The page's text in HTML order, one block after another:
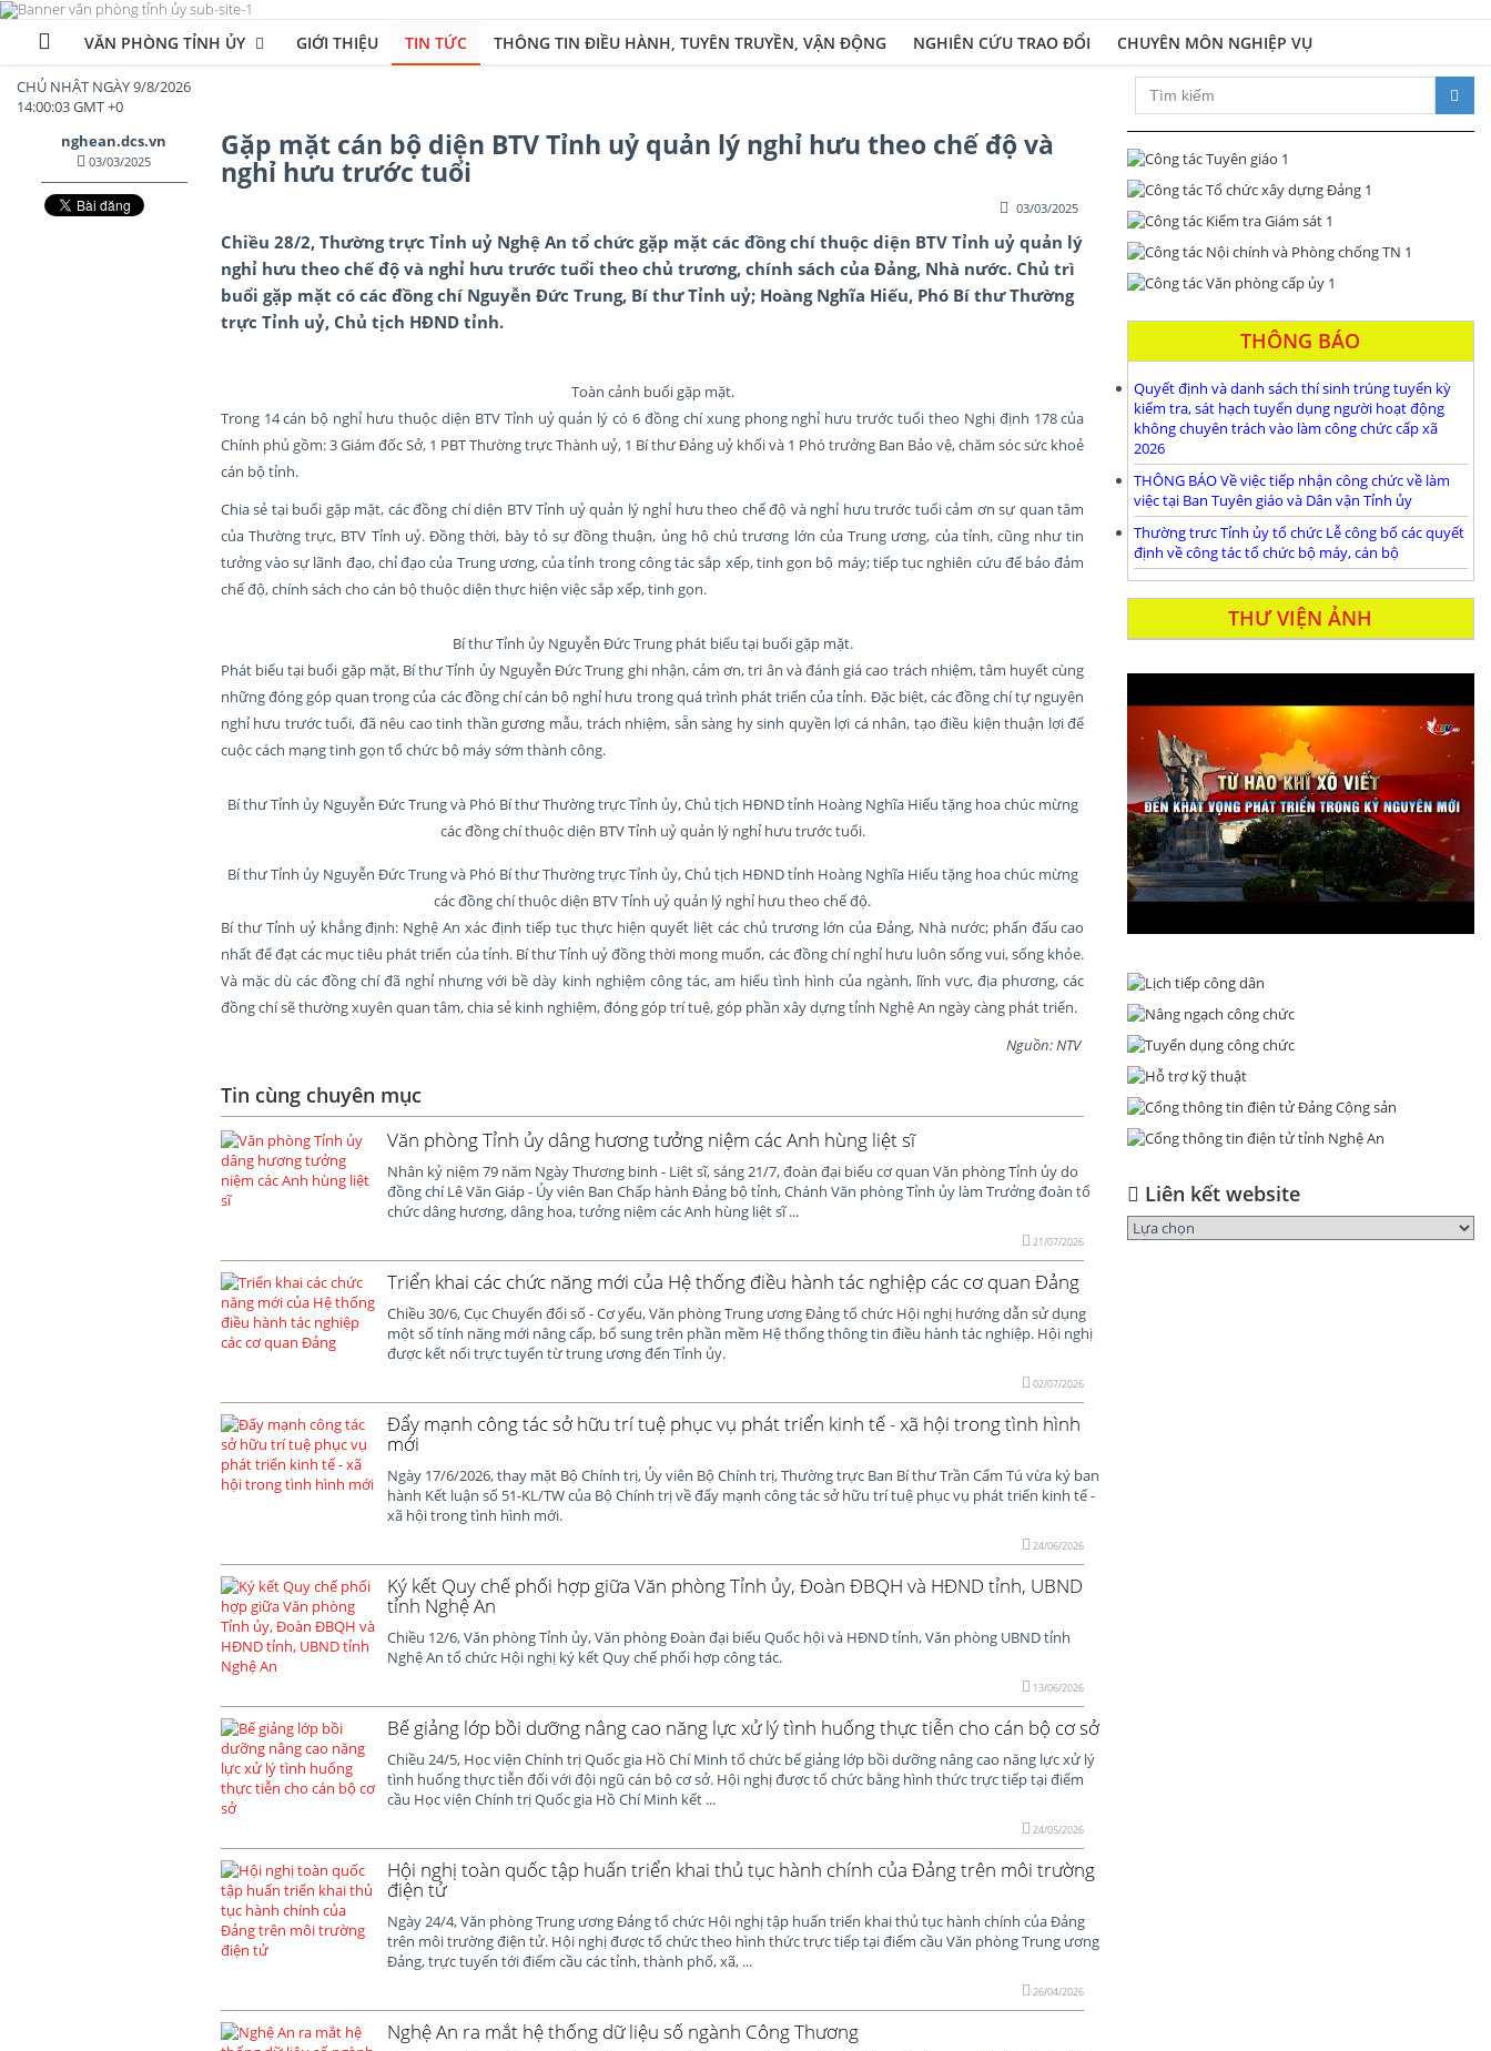
VĂN PHÒNG TỈNH ỦY GIỚI THIỆU TIN TỨC THÔNG TIN ĐIỀU HÀNH, TUYÊN TRUYỀN, VẬN ĐỘNG NGHIÊN CỨU TRAO ĐỔI CHUYÊN MÔN NGHIỆP VỤ
CHỦ NHẬT NGÀY 9/8/2026
14:00:04 GMT +0
Xây dựng Đảng bộ và hệ thống chính trị
nghean.dcs.vn
03/03/2025 Gặp mặt cán bộ diện BTV Tỉnh uỷ quản lý nghỉ hưu theo chế độ và
nghỉ hưu trước tuổi
03/03/2025
Chiều 28/2, Thường trực Tỉnh uỷ Nghệ An tổ chức gặp mặt các đồng chí thuộc diện BTV Tỉnh uỷ quản lý
nghỉ hưu theo chế độ và nghỉ hưu trước tuổi theo chủ trương, chính sách của Đảng, Nhà nước. Chủ trì
buổi gặp mặt có các đồng chí Nguyễn Đức Trung, Bí thư Tỉnh uỷ; Hoàng Nghĩa Hiếu, Phó Bí thư Thường
trực Tỉnh uỷ, Chủ tịch HĐND tỉnh.
Toàn cảnh buổi gặp mặt.
Trong 14 cán bộ nghỉ hưu thuộc diện BTV Tỉnh uỷ quản lý có 6 đồng chí xung phong nghỉ hưu trước tuổi theo Nghị định 178 của
Chính phủ gồm: 3 Giám đốc Sở, 1 PBT Thường trực Thành uỷ, 1 Bí thư Đảng uỷ khối và 1 Phó trưởng Ban Bảo vệ, chăm sóc sức khoẻ
cán bộ tỉnh.
Chia sẻ tại buổi gặp mặt, các đồng chí diện BTV Tỉnh uỷ quản lý nghỉ hưu theo chế độ và nghỉ hưu trước tuổi cảm ơn sự quan tâm
của Thường trực, BTV Tỉnh uỷ. Đồng thời, bày tỏ sự đồng thuận, ủng hộ chủ trương lớn của Trung ương, của tỉnh, cũng như tin
tưởng vào sự lãnh đạo, chỉ đạo của Trung ương, của tỉnh trong công tác sắp xếp, tinh gọn bộ máy; tiếp tục nghiên cứu để bảo đảm
chế độ, chính sách cho cán bộ thuộc diện thực hiện việc sắp xếp, tinh gọn.
Bí thư Tỉnh ủy Nguyễn Đức Trung phát biểu tại buổi gặp mặt.
Phát biểu tại buổi gặp mặt, Bí thư Tỉnh ủy Nguyễn Đức Trung ghi nhận, cảm ơn, tri ân và đánh giá cao trách nhiệm, tâm huyết cùng
những đóng góp quan trọng của các đồng chí cán bộ nghỉ hưu trong quá trình phát triển của tỉnh. Đặc biệt, các đồng chí tự nguyện
nghỉ hưu trước tuổi, đã nêu cao tinh thần gương mẫu, trách nhiệm, sẵn sàng hy sinh quyền lợi cá nhân, tạo điều kiện thuận lợi để
cuộc cách mạng tinh gọn tổ chức bộ máy sớm thành công.
Bí thư Tỉnh ủy Nguyễn Đức Trung và Phó Bí thư Thường trực Tỉnh ủy, Chủ tịch HĐND tỉnh Hoàng Nghĩa Hiếu tặng hoa chúc mừng
các đồng chí thuộc diện BTV Tỉnh uỷ quản lý nghỉ hưu trước tuổi.
Bí thư Tỉnh ủy Nguyễn Đức Trung và Phó Bí thư Thường trực Tỉnh ủy, Chủ tịch HĐND tỉnh Hoàng Nghĩa Hiếu tặng hoa chúc mừng
các đồng chí thuộc diện BTV Tỉnh uỷ quản lý nghỉ hưu theo chế độ.
Bí thư Tỉnh uỷ khẳng định: Nghệ An xác định tiếp tục thực hiện quyết liệt các chủ trương lớn của Đảng, Nhà nước; phấn đấu cao
nhất để đạt các mục tiêu phát triển của tỉnh. Bí thư Tỉnh uỷ đồng thời mong muốn, các đồng chí nghỉ hưu luôn sống vui, sống khỏe.
Và mặc dù các đồng chí đã nghỉ nhưng với bề dày kinh nghiệm công tác, am hiểu tình hình của ngành, lĩnh vực, địa phương, các
đồng chí sẽ thường xuyên quan tâm, chia sẻ kinh nghiệm, đóng góp trí tuệ, góp phần xây dựng tỉnh Nghệ An ngày càng phát triển.
Nguồn: NTV
Tin cùng chuyên mục
Văn phòng Tỉnh ủy dâng hương tưởng niệm các Anh hùng liệt sĩ
Nhân kỷ niệm 79 năm Ngày Thương binh - Liệt sĩ, sáng 21/7, đoàn đại biểu cơ quan Văn phòng Tỉnh ủy do
đồng chí Lê Văn Giáp - Ủy viên Ban Chấp hành Đảng bộ tỉnh, Chánh Văn phòng Tỉnh ủy làm Trưởng đoàn tổ
chức dâng hương, dâng hoa, tưởng niệm các Anh hùng liệt sĩ ...
21/07/2026
Triển khai các chức năng mới của Hệ thống điều hành tác nghiệp các cơ quan Đảng
Chiều 30/6, Cục Chuyển đổi số - Cơ yếu, Văn phòng Trung ương Đảng tổ chức Hội nghị hướng dẫn sử dụng
một số tính năng mới nâng cấp, bổ sung trên phần mềm Hệ thống thông tin điều hành tác nghiệp. Hội nghị
được kết nối trực tuyến từ trung ương đến Tỉnh ủy.
02/07/2026
Đẩy mạnh công tác sở hữu trí tuệ phục vụ phát triển kinh tế - xã hội trong tình hình
mới
Ngày 17/6/2026, thay mặt Bộ Chính trị, Ủy viên Bộ Chính trị, Thường trực Ban Bí thư Trần Cẩm Tú vừa ký ban
hành Kết luận số 51-KL/TW của Bộ Chính trị về đẩy mạnh công tác sở hữu trí tuệ phục vụ phát triển kinh tế -
xã hội trong tình hình mới.
24/06/2026
Ký kết Quy chế phối hợp giữa Văn phòng Tỉnh ủy, Đoàn ĐBQH và HĐND tỉnh, UBND
tỉnh Nghệ An
Chiều 12/6, Văn phòng Tỉnh ủy, Văn phòng Đoàn đại biểu Quốc hội và HĐND tỉnh, Văn phòng UBND tỉnh
Nghệ An tổ chức Hội nghị ký kết Quy chế phối hợp công tác.
13/06/2026
Bế giảng lớp bồi dưỡng nâng cao năng lực xử lý tình huống thực tiễn cho cán bộ cơ sở
Chiều 24/5, Học viện Chính trị Quốc gia Hồ Chí Minh tổ chức bế giảng lớp bồi dưỡng nâng cao năng lực xử lý
tình huống thực tiễn đối với đội ngũ cán bộ cơ sở. Hội nghị được tổ chức bằng hình thức trực tiếp tại điểm
cầu Học viện Chính trị Quốc gia Hồ Chí Minh kết ...
24/05/2026
Hội nghị toàn quốc tập huấn triển khai thủ tục hành chính của Đảng trên môi trường
điện tử
Ngày 24/4, Văn phòng Trung ương Đảng tổ chức Hội nghị tập huấn triển khai thủ tục hành chính của Đảng
trên môi trường điện tử. Hội nghị được tổ chức theo hình thức trực tiếp tại điểm cầu Văn phòng Trung ương
Đảng, trực tuyến tới điểm cầu các tỉnh, thành phố, xã, ...
26/04/2026
Nghệ An ra mắt hệ thống dữ liệu số ngành Công Thương
THÔNG BÁO
Quyết định và danh sách thí sinh trúng tuyển kỳ
kiểm tra, sát hạch tuyển dụng người hoạt động
không chuyên trách vào làm công chức cấp xã
2026
THÔNG BÁO Về việc tiếp nhận công chức về làm
việc tại Ban Tuyên giáo và Dân vận Tỉnh ủy
Thường trưc Tỉnh ủy tổ chức Lễ công bố các quyết
định về công tác tổ chức bộ máy, cán bộ
THƯ VIỆN ẢNH
Liên kết website